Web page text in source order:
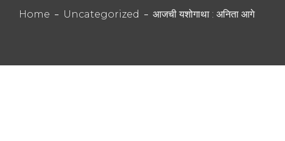
Home Uncategorized आजची यशोगाथा : अनिता आगे